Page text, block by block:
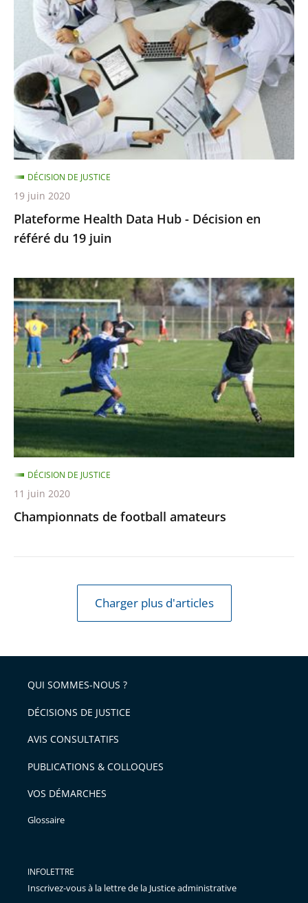
Health
Data
-
Décision
en
référé
du
19
juin
Plateforme Health Data Hub - Décision en
référé du 19 juin
DÉCISION DE JUSTICE
19 juin 2020
Championnats
de
football
amateurs
Championnats de football amateurs
DÉCISION DE JUSTICE
11 juin 2020
Charger plus d'articles
QUI SOMMES-NOUS ?
DÉCISIONS DE JUSTICE
AVIS CONSULTATIFS
PUBLICATIONS & COLLOQUES
VOS DÉMARCHES
Glossaire
INFOLETTRE
Inscrivez-vous à la lettre de la Justice administrative